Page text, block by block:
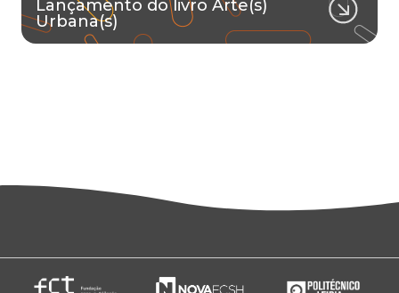
Lançamento do livro Arte(s)
Urbana(s)